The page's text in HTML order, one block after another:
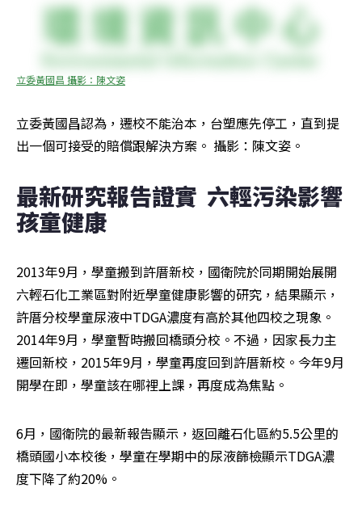
立委黃國昌 攝影：陳文姿
立委黃國昌認為，遷校不能治本，台塑應先停工，直到提
出一個可接受的賠償跟解決方案。 攝影：陳文姿。
最新研究報告證實  六輕污染影響
孩童健康
2013年9月，學童搬到許厝新校，國衛院於同期開始展開
六輕石化工業區對附近學童健康影響的研究，結果顯示，
許厝分校學童尿液中TDGA濃度有高於其他四校之現象。
2014年9月，學童暫時搬回橋頭分校。不過，因家長力主
遷回新校，2015年9月，學童再度回到許厝新校。今年9月
開學在即，學童該在哪裡上課，再度成為焦點。
6月，國衛院的最新報告顯示，返回離石化區約5.5公里的
橋頭國小本校後，學童在學期中的尿液篩檢顯示TDGA濃
度下降了約20%。